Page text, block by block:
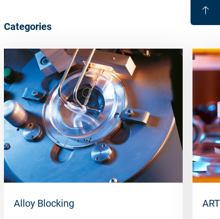
Lead and cadmium free
Block-pieces are re-usable
Packing unit
50 pcs/box
Categories
Alloy Blocking